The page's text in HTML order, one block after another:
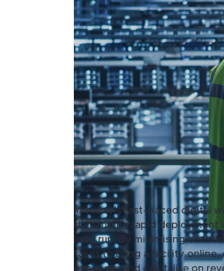
In today’s fast-paced digital
demanding rapid deployment
long run. By minimising
takes to bring a facility online,
expenses and capitalise on